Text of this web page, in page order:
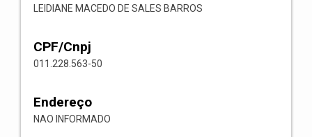
LEIDIANE MACEDO DE SALES BARROS
CPF/Cnpj
011.228.563-50
Endereço
NAO INFORMADO